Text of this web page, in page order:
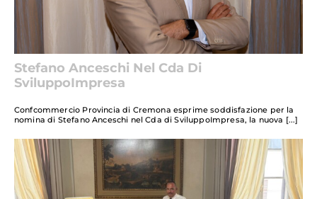
Stefano Anceschi Nel Cda Di
SviluppoImpresa
Confcommercio Provincia di Cremona esprime soddisfazione per la
nomina di Stefano Anceschi nel Cda di SviluppoImpresa, la nuova